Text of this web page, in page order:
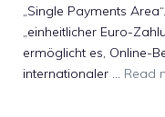
„Single Payments
„einheitlicher Euro-
ermöglicht es, Online-
internationaler … Read